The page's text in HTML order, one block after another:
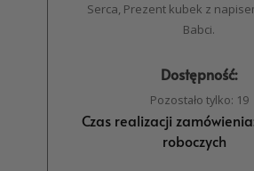
Serca, Prezent kubek z
Babci.
Dostępność:
Pozostało tylko: 19
Czas realizacji
roboczych